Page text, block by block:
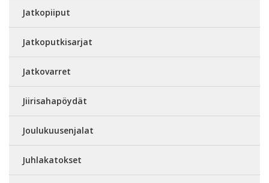
Jatkopiiput
Jatkoputkisarjat
Jatkovarret
Jiirisahapöydät
Joulukuusenjalat
Juhlakatokset